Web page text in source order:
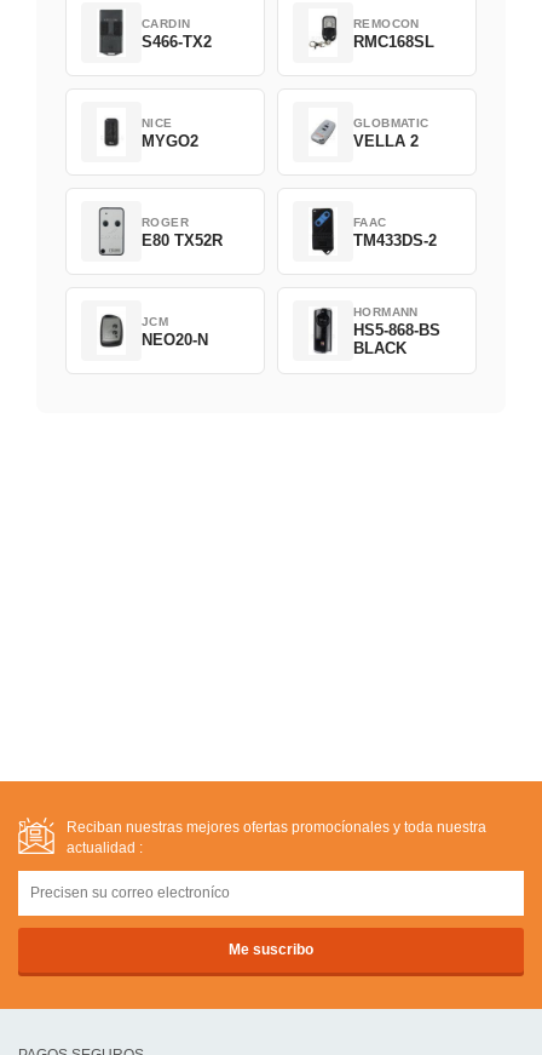
CARDIN
S466-TX2
REMOCON
RMC168SL
NICE
MYGO2
GLOBMATIC
VELLA 2
ROGER
E80 TX52R
FAAC
TM433DS-2
JCM
NEO20-N
HORMANN
HS5-868-BS
BLACK
Reciban nuestras mejores ofertas promocíonales y toda nuestra
actualidad :